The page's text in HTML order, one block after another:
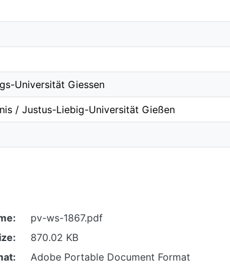
Universität Giessen
/ Justus-Liebig-Universität Gießen
pv-ws-1867.pdf
870.02 KB
Adobe Portable Document Format